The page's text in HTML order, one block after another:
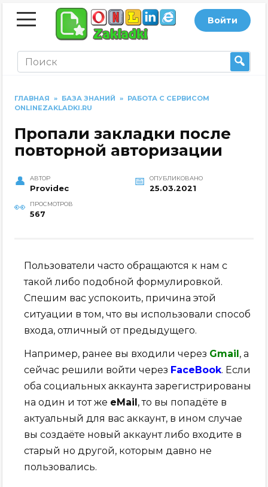
Перейти
содержанию
Войти
ГЛАВНАЯ » БАЗА ЗНАНИЙ » РАБОТА С СЕРВИСОМ
ONLINEZAKLADKI.RU
Пропали закладки после
повторной авторизации
АВТОР
Providec
ПРОСМОТРОВ
567
ОПУБЛИКОВАНО
25.03.2021
Пользователи часто обращаются к нам с
такой либо подобной формулировкой.
Спешим вас успокоить, причина этой
ситуации в том, что вы использовали способ
входа, отличный от предыдущего.
Например, ранее вы входили через Gmail, а
сейчас решили войти через FaceBook. Если
оба социальных аккаунта зарегистрированы
на один и тот же eMail, то вы попадёте в
актуальный для вас аккаунт, в ином случае
вы создаёте новый аккаунт либо входите в
старый но другой, которым давно не
пользовались.